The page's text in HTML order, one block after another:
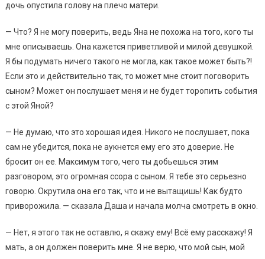
дочь опустила голову на плечо матери.
— Что? Я не могу поверить, ведь Яна не похожа на того, кого ты
мне описываешь. Она кажется приветливой и милой девушкой.
Я бы подумать ничего такого не могла, как такое может быть?!
Если это и действительно так, то может мне стоит поговорить
сыном? Может он послушает меня и не будет торопить события
с этой Яной?
— Не думаю, что это хорошая идея. Никого не послушает, пока
сам не убедится, пока не аукнется ему его это доверие. Не
бросит он ее. Максимум того, чего ты добьешься этим
разговором, это огромная ссора с сыном. Я тебе это серьезно
говорю. Окрутила она его так, что и не вытащишь! Как будто
приворожила. — сказала Даша и начала молча смотреть в окно.
— Нет, я этого так не оставлю, я скажу ему! Всё ему расскажу! Я
мать, а он должен поверить мне. Я не верю, что мой сын, мой